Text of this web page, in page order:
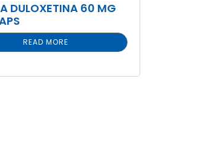
DULOXETINA 60 MG
READ MORE